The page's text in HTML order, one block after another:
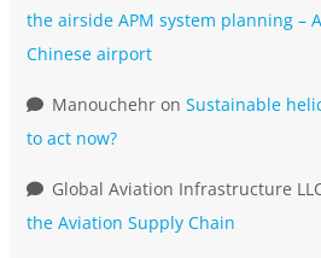
the airside APM system planning –
Chinese airport
Manouchehr on Sustainable
to act now?
Global Aviation Infrastructure
the Aviation Supply Chain